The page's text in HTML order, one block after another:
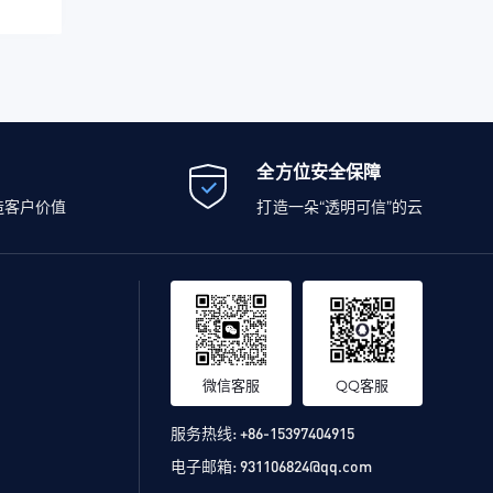
户价值
全方位安全保障
打造一朵“透明可信”的云
微信客服 QQ客服
服务热线:+86-15397404915
电子邮箱:931106824@qq.com